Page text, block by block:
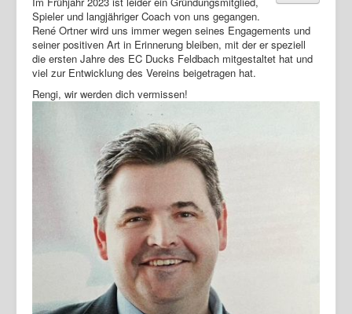
Spieler und langjähriger Coach von uns gegangen.
René Ortner wird uns immer wegen seines Engagements und
seiner positiven Art in Erinnerung bleiben, mit der er speziell
die ersten Jahre des EC Ducks Feldbach mitgestaltet hat und
viel zur Entwicklung des Vereins beigetragen hat.
Rengi, wir werden dich vermissen!